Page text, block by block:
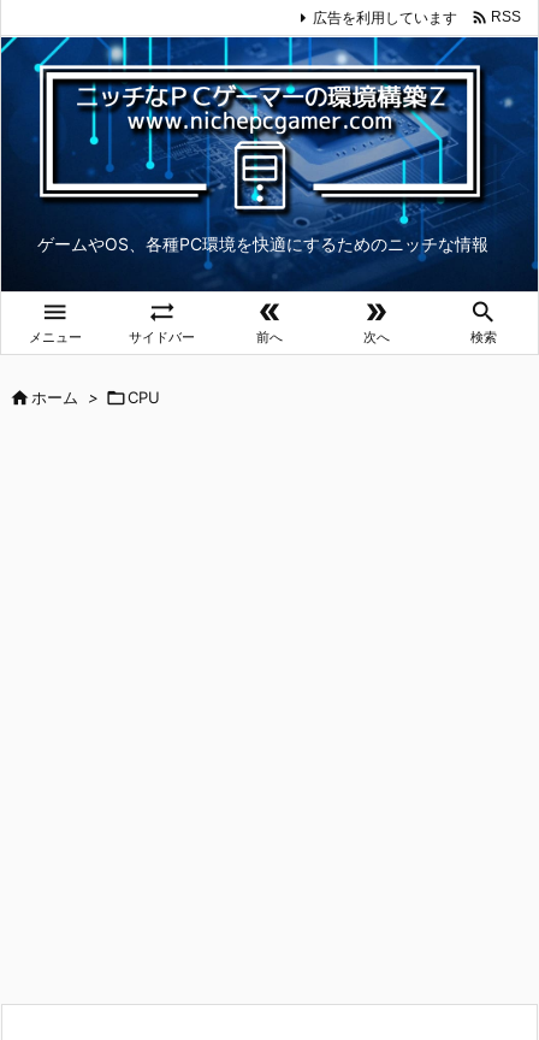
ゲームやOS、各種PC環境を快適にするためのニッチな情報

メニュー

サイドバー

前へ

次へ

検索
広告を利用しています  RSS
ホーム > CPU